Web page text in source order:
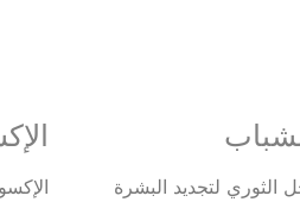
الثوري لتجديد البشرة